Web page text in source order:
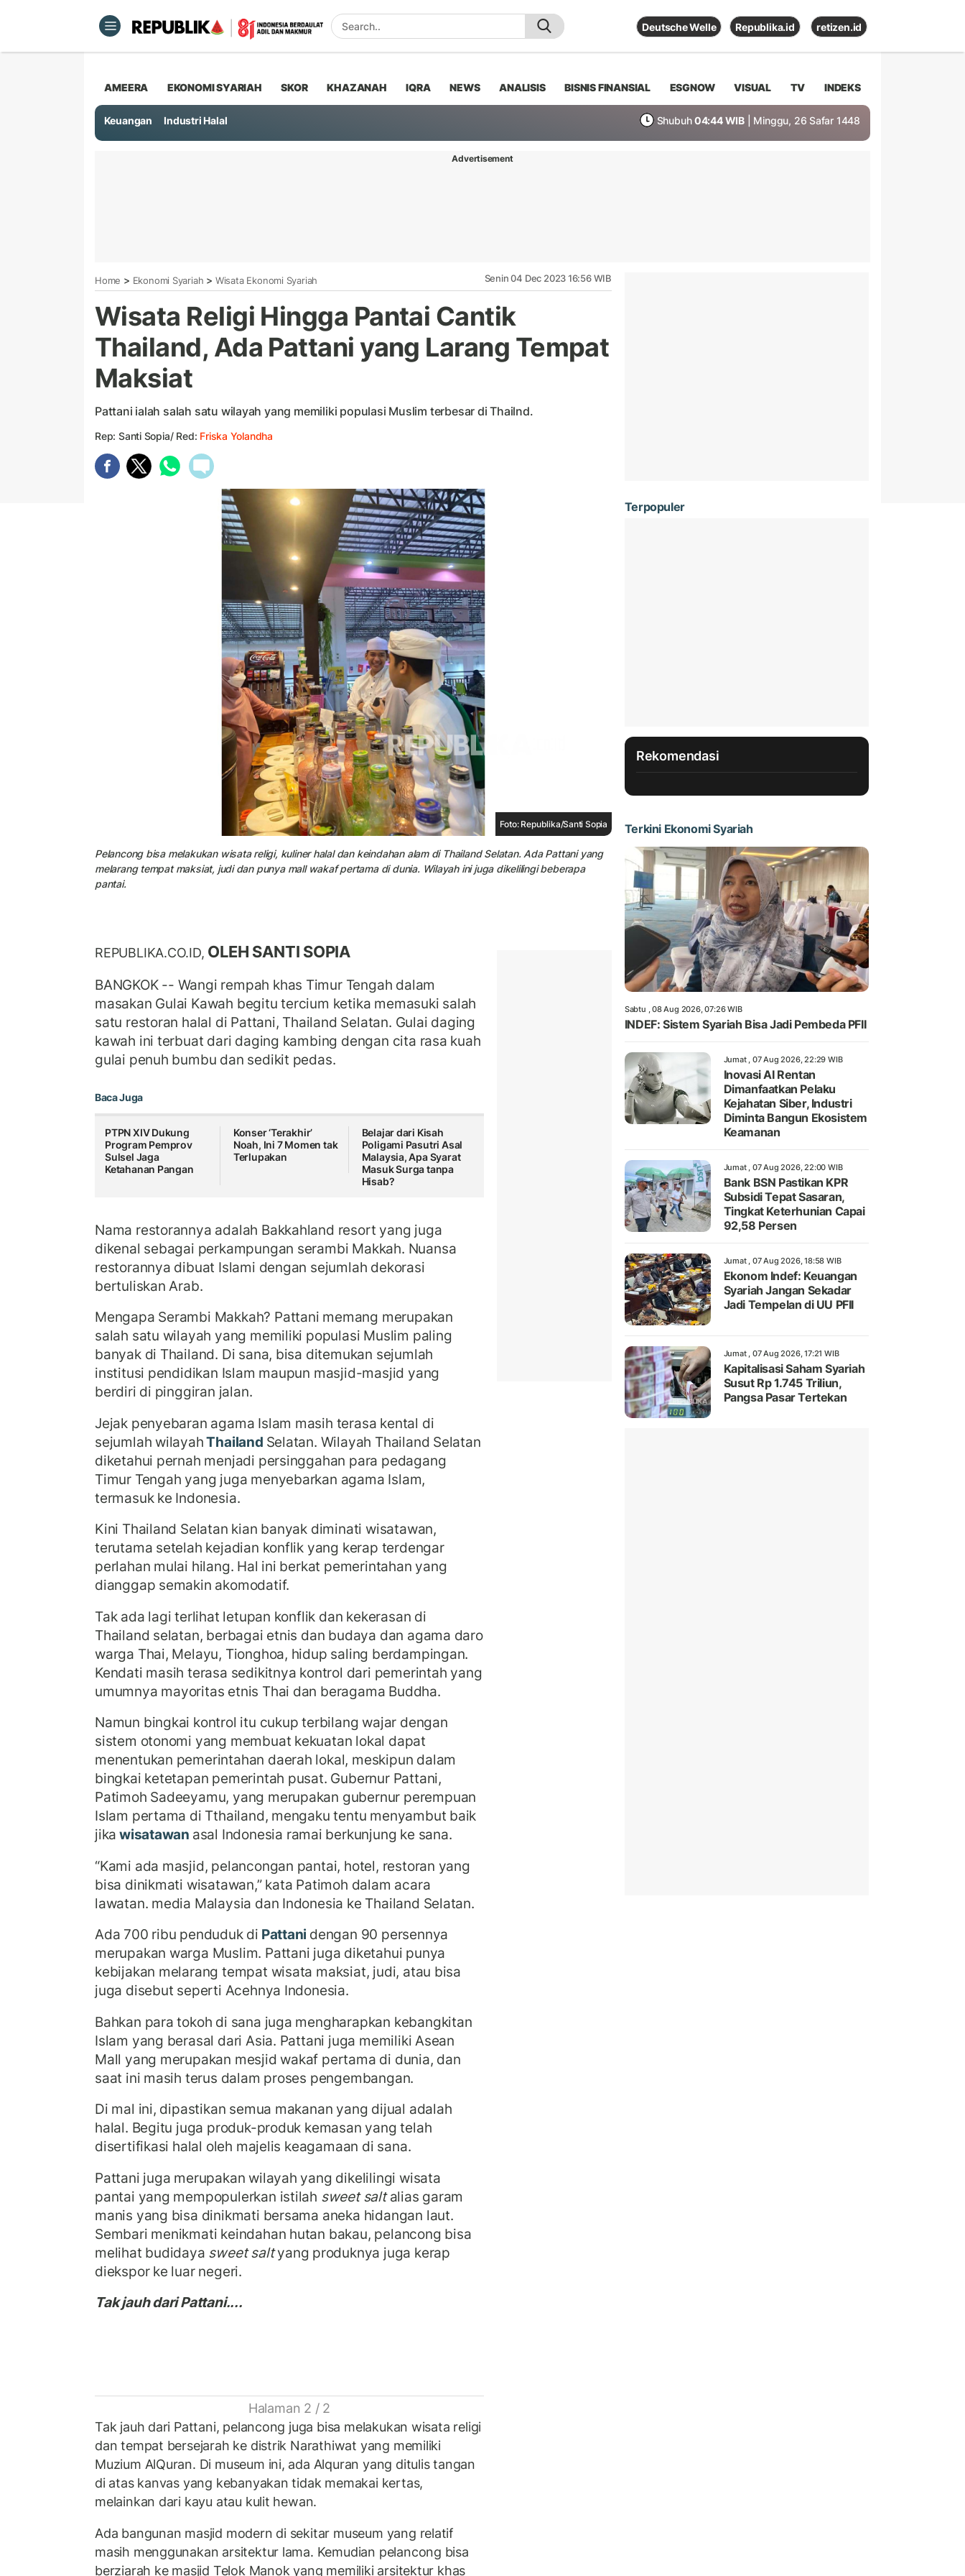
Deutsche Welle Republika.id retizen.id
AMEERA EKONOMI SYARIAH SKOR KHAZANAH IQRA NEWS ANALISIS BISNIS FINANSIAL ESGNOW VISUAL TV INDEKS
Keuangan Industri Halal Shubuh 04:44 WIB | Minggu, 26 Safar 1448
Advertisement
Home > Ekonomi Syariah > Wisata Ekonomi Syariah Senin 04 Dec 2023 16:56 WIB
Wisata Religi Hingga Pantai Cantik
Thailand, Ada Pattani yang Larang Tempat
Maksiat
Pattani ialah salah satu wilayah yang memiliki populasi Muslim terbesar di Thailnd.
Rep: Santi Sopia/ Red: Friska Yolandha
Foto: Republika/Santi Sopia
Pelancong bisa melakukan wisata religi, kuliner halal dan keindahan alam di Thailand Selatan. Ada Pattani yang
melarang tempat maksiat, judi dan punya mall wakaf pertama di dunia. Wilayah ini juga dikelilingi beberapa
pantai.
REPUBLIKA.CO.ID, OLEH SANTI SOPIA
BANGKOK -- Wangi rempah khas Timur Tengah dalam
masakan Gulai Kawah begitu tercium ketika memasuki salah
satu restoran halal di Pattani, Thailand Selatan. Gulai daging
kawah ini terbuat dari daging kambing dengan cita rasa kuah
gulai penuh bumbu dan sedikit pedas.
Baca Juga
PTPN XIV Dukung
Program Pemprov
Sulsel Jaga
Ketahanan Pangan
Konser ‘Terakhir’
Noah, Ini 7 Momen tak
Terlupakan
Belajar dari Kisah
Poligami Pasutri Asal
Malaysia, Apa Syarat
Masuk Surga tanpa
Hisab?
Nama restorannya adalah Bakkahland resort yang juga
dikenal sebagai perkampungan serambi Makkah. Nuansa
restorannya dibuat Islami dengan sejumlah dekorasi
bertuliskan Arab.
Mengapa Serambi Makkah? Pattani memang merupakan
salah satu wilayah yang memiliki populasi Muslim paling
banyak di Thailand. Di sana, bisa ditemukan sejumlah
institusi pendidikan Islam maupun masjid-masjid yang
berdiri di pinggiran jalan.
Jejak penyebaran agama Islam masih terasa kental di
sejumlah wilayahThailand Selatan. Wilayah Thailand Selatan
diketahui pernah menjadi persinggahan para pedagang
Timur Tengah yang juga menyebarkan agama Islam,
termasuk ke Indonesia.
Kini Thailand Selatan kian banyak diminati wisatawan,
terutama setelah kejadian konflik yang kerap terdengar
perlahan mulai hilang. Hal ini berkat pemerintahan yang
dianggap semakin akomodatif.
Tak ada lagi terlihat letupan konflik dan kekerasan di
Thailand selatan, berbagai etnis dan budaya dan agama daro
warga Thai, Melayu, Tionghoa, hidup saling berdampingan.
Kendati masih terasa sedikitnya kontrol dari pemerintah yang
umumnya mayoritas etnis Thai dan beragama Buddha.
Namun bingkai kontrol itu cukup terbilang wajar dengan
sistem otonomi yang membuat kekuatan lokal dapat
menentukan pemerintahan daerah lokal, meskipun dalam
bingkai ketetapan pemerintah pusat. Gubernur Pattani,
Patimoh Sadeeyamu, yang merupakan gubernur perempuan
Islam pertama di Tthailand, mengaku tentu menyambut baik
jika wisatawan asal Indonesia ramai berkunjung ke sana.
“Kami ada masjid, pelancongan pantai, hotel, restoran yang
bisa dinikmati wisatawan,” kata Patimoh dalam acara
lawatan. media Malaysia dan Indonesia ke Thailand Selatan.
Ada 700 ribu penduduk di Pattani dengan 90 persennya
merupakan warga Muslim. Pattani juga diketahui punya
kebijakan melarang tempat wisata maksiat, judi, atau bisa
juga disebut seperti Acehnya Indonesia.
Bahkan para tokoh di sana juga mengharapkan kebangkitan
Islam yang berasal dari Asia. Pattani juga memiliki Asean
Mall yang merupakan mesjid wakaf pertama di dunia, dan
saat ini masih terus dalam proses pengembangan.
Di mal ini, dipastikan semua makanan yang dijual adalah
halal. Begitu juga produk-produk kemasan yang telah
disertifikasi halal oleh majelis keagamaan di sana.
Pattani juga merupakan wilayah yang dikelilingi wisata
pantai yang mempopulerkan istilah sweet saltalias garam
manis yang bisa dinikmati bersama aneka hidangan laut.
Sembari menikmati keindahan hutan bakau, pelancong bisa
melihat budidaya sweet saltyang produknya juga kerap
diekspor ke luar negeri.
Tak jauh dari Pattani....
Halaman 2 / 2
Tak jauh dari Pattani, pelancong juga bisa melakukan wisata religi
dan tempat bersejarah ke distrik Narathiwat yang memiliki
Muzium AlQuran. Di museum ini, ada Alquran yang ditulis tangan
di atas kanvas yang kebanyakan tidak memakai kertas,
melainkan dari kayu atau kulit hewan.
Ada bangunan masjid modern di sekitar museum yang relatif
masih menggunakan arsitektur lama. Kemudian pelancong bisa
berziarah ke masjid Telok Manok yang memiliki arsitektur khas
Terpopuler
Rekomendasi
Terkini Ekonomi Syariah
Sabtu , 08 Aug 2026, 07:26 WIB
INDEF: Sistem Syariah Bisa Jadi Pembeda PFII
Jumat , 07 Aug 2026, 22:29 WIB
Inovasi AI Rentan
Dimanfaatkan Pelaku
Kejahatan Siber, Industri
Diminta Bangun Ekosistem
Keamanan
Jumat , 07 Aug 2026, 22:00 WIB
Bank BSN Pastikan KPR
Subsidi Tepat Sasaran,
Tingkat Keterhunian Capai
92,58 Persen
Jumat , 07 Aug 2026, 18:58 WIB
Ekonom Indef: Keuangan
Syariah Jangan Sekadar
Jadi Tempelan di UU PFII
Jumat , 07 Aug 2026, 17:21 WIB
Kapitalisasi Saham Syariah
Susut Rp 1.745 Triliun,
Pangsa Pasar Tertekan